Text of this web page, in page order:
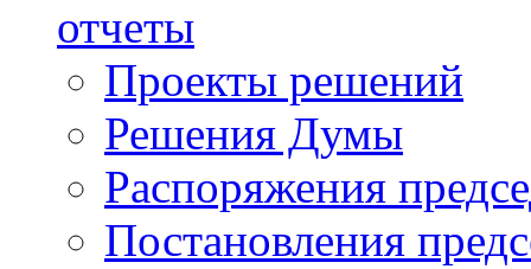
отчеты
Проекты решений
Решения Думы
Распоряжения
Постановления